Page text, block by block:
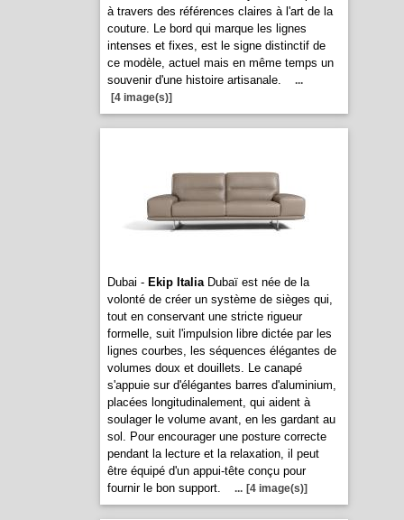
à travers des références claires à l'art de la
couture. Le bord qui marque les lignes
intenses et fixes, est le signe distinctif de
ce modèle, actuel mais en même temps un
souvenir d'une histoire artisanale.
...
[4 image(s)]
Dubai - Ekip ItaliaDubaï est née de la
volonté de créer un système de sièges qui,
tout en conservant une stricte rigueur
formelle, suit l'impulsion libre dictée par les
lignes courbes, les séquences élégantes de
volumes doux et douillets. Le canapé
s'appuie sur d'élégantes barres d'aluminium,
placées longitudinalement, qui aident à
soulager le volume avant, en les gardant au
sol. Pour encourager une posture correcte
pendant la lecture et la relaxation, il peut
être équipé d'un appui-tête conçu pour
fournir le bon support.
... [4 image(s)]